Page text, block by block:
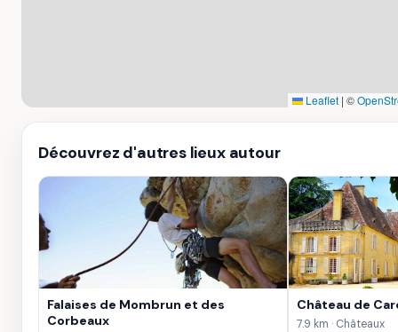
Leaflet | ©
Découvrez d'autres lieux autour
Falaises de Mombrun et des
Corbeaux
Château de
7.9 km · Châteaux